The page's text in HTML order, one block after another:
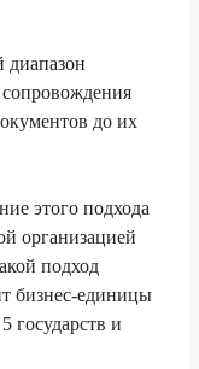
диапазон
до их
этого подхода
организацией
подход
бизнес-единицы
государств и